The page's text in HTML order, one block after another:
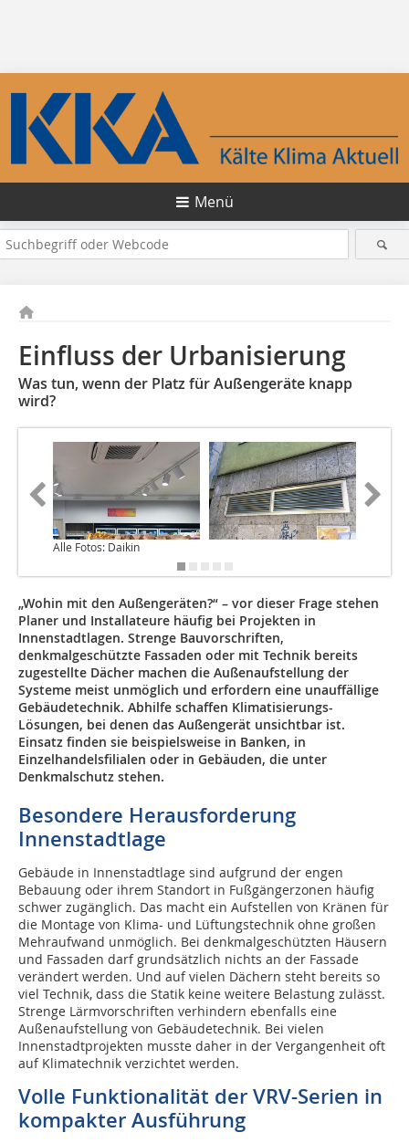
Menü
Einfluss der Urbanisierung
Was tun, wenn der Platz für Außengeräte knapp
wird?
Alle Fotos: Daikin
„Wohin mit den Außengeräten?“ – vor dieser Frage stehen
Planer und Installateure häufig bei Projekten in
Innenstadtlagen. Strenge Bauvorschriften,
denkmalgeschützte Fassaden oder mit Technik bereits
zugestellte Dächer machen die Außenaufstellung der
Systeme meist unmöglich und erfordern eine unauffällige
Gebäudetechnik. Abhilfe schaffen Klimatisierungs-
Lösungen, bei denen das Außengerät unsichtbar ist.
Einsatz finden sie beispielsweise in Banken, in
Einzelhandelsfilialen oder in Gebäuden, die unter
Denkmalschutz stehen.
Besondere Herausforderung
Innenstadtlage
Gebäude in Innenstadtlage sind aufgrund der engen
Bebauung oder ihrem Standort in Fußgängerzonen häufig
schwer zugänglich. Das macht ein Aufstellen von Kränen für
die Montage von Klima- und Lüftungstechnik ohne großen
Mehraufwand unmöglich. Bei denkmalgeschützten Häusern
und Fassaden darf grundsätzlich nichts an der Fassade
verändert werden. Und auf vielen Dächern steht bereits so
viel Technik, dass die Statik keine weitere Belastung zulässt.
Strenge Lärmvorschriften verhindern ebenfalls eine
Außenaufstellung von Gebäudetechnik. Bei vielen
Innenstadtprojekten musste daher in der Vergangenheit oft
auf Klimatechnik verzichtet werden.
Volle Funktionalität der VRV-Serien in
kompakter Ausführung